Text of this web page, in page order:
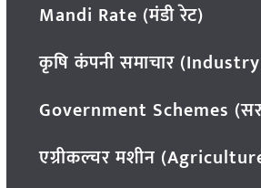
Mandi Rate (मंडी रेट)
कृषि कंपनी समाचार
Government Schemes
एग्रीकल्चर मशीन